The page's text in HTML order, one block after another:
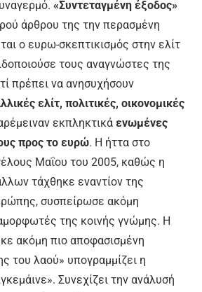
«Συντεταγμένη έξοδος»
άρθρου της την περασμένη
ο ευρω-σκεπτικισμός στην ελίτ
τους αναγνώστες της
πρέπει να ανησυχήσουν
ελίτ, πολιτικές, οικονομικές
εκπληκτικά ενωμένες
προς το ευρώ. Η ήττα στο
Μαΐου του 2005, καθώς η
τάχθηκε εναντίον της
συσπείρωσε ακόμη
της κοινής γνώμης. Η
ακόμη πιο αποφασισμένη
του λαού» υπογραμμίζει η
Συνεχίζει την ανάλυσή